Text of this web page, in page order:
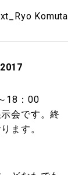
Komuta
18：00
会です。終
ます。